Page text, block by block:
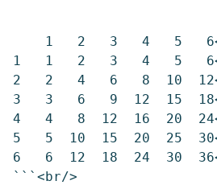
1   2   3   4   5
1   1   2   3   4   5
2   2   4   6   8  10
3   3   6   9  12  15
4   4   8  12  16  20
5   5  10  15  20  25
6   6  12  18  24  30
```<br/>